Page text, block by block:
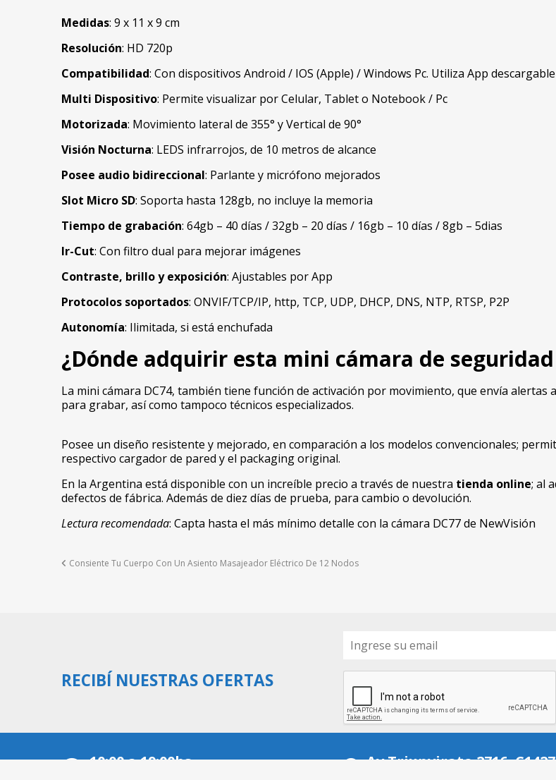
Medidas: 9 x 11 x 9 cm
Resolución: HD 720p
Compatibilidad: Con dispositivos Android / IOS (Apple) / Windows Pc. Utiliza App
Multi Dispositivo: Permite visualizar por Celular, Tablet o Notebook / Pc
Motorizada: Movimiento lateral de 355° y Vertical de 90°
Visión Nocturna: LEDS infrarrojos, de 10 metros de alcance
Posee audio bidireccional: Parlante y micrófono mejorados
Slot Micro SD: Soporta hasta 128gb, no incluye la memoria
Tiempo de grabación: 64gb – 40 días / 32gb – 20 días / 16gb – 10 días / 8gb – 5dias
Ir-Cut: Con filtro dual para mejorar imágenes
Contraste, brillo y exposición: Ajustables por App
Protocolos soportados: ONVIF/TCP/IP, http, TCP, UDP, DHCP, DNS, NTP, RTSP, P2P
Autonomía: Ilimitada, si está enchufada
¿Dónde adquirir esta mini cámara de
La mini cámara DC74, también tiene función de activación por movimiento, que envía alertas
para grabar, así como tampoco técnicos especializados.
Posee un diseño resistente y mejorado, en comparación a los modelos convencionales;
respectivo cargador de pared y el packaging original.
En la Argentina está disponible con un increíble precio a través de nuestra tienda online; al
defectos de fábrica. Además de diez días de prueba, para cambio o devolución.
Lectura recomendada: Capta hasta el más mínimo detalle con la cámara DC77 de NewVisión
Consiente Tu Cuerpo Con Un Asiento Masajeador Eléctrico De 12 Nodos
RECIBÍ NUESTRAS OFERTAS
10:00 a 19:00hs Av Triunvirato 2716,